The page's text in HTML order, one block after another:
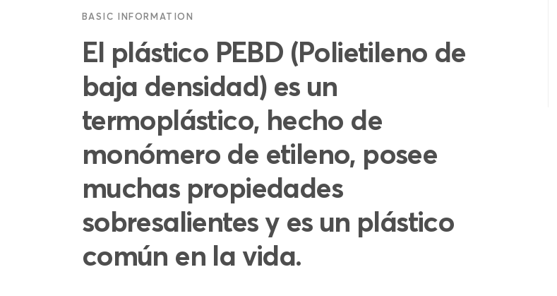
BASIC INFORMATION
El plástico PEBD (Polietileno de
baja densidad) es un
termoplástico, hecho de
monómero de etileno, posee
muchas propiedades
sobresalientes y es un plástico
común en la vida.